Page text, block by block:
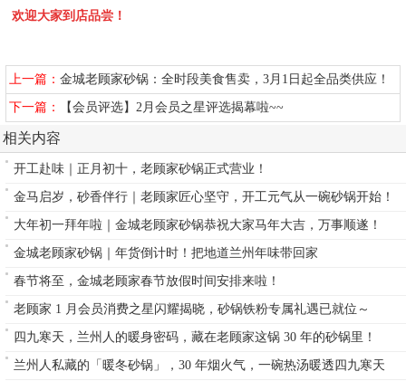
欢迎大家到店品尝！
上一篇：金城老顾家砂锅：全时段美食售卖，3月1日起全品类供应！
下一篇： 【会员评选】2月会员之星评选揭幕啦~~
相关内容
开工赴味｜正月初十，老顾家砂锅正式营业！
金马启岁，砂香伴行｜老顾家匠心坚守，开工元气从一碗砂锅开始！
大年初一拜年啦｜金城老顾家砂锅恭祝大家马年大吉，万事顺遂！
金城老顾家砂锅｜年货倒计时！把地道兰州年味带回家
春节将至，金城老顾家春节放假时间安排来啦！
老顾家 1 月会员消费之星闪耀揭晓，砂锅铁粉专属礼遇已就位～
四九寒天，兰州人的暖身密码，藏在老顾家这锅 30 年的砂锅里！
兰州人私藏的「暖冬砂锅」，30 年烟火气，一碗热汤暖透四九寒天